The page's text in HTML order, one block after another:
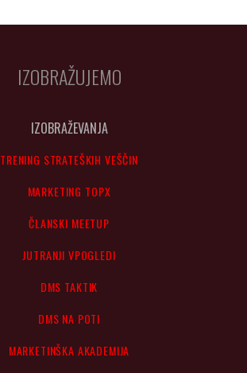
IZOBRAŽUJEMO
IZOBRAŽEVANJA
TRENING STRATEŠKIH VEŠČIN
MARKETING TOPX
ČLANSKI MEETUP
JUTRANJI VPOGLEDI
DMS TAKTIK
DMS NA POTI
MARKETINŠKA AKADEMIJA